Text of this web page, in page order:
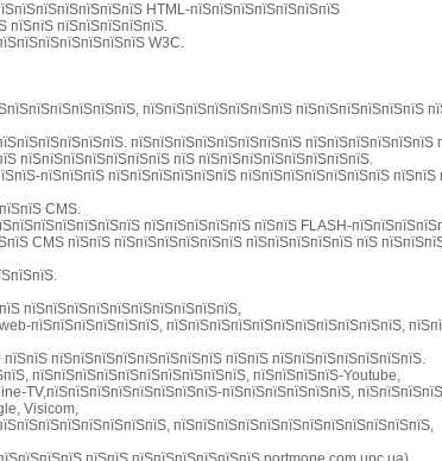
HTML-пїЅпїЅпїЅпїЅпїЅпїЅпїЅ
пїЅпїЅ пїЅпїЅпїЅпїЅпїЅ.
W3C.
пїЅпїЅпїЅпїЅпїЅпїЅпїЅ пїЅпїЅпїЅпїЅпїЅпїЅ
пїЅпїЅпїЅпїЅпїЅпїЅпїЅпїЅ пїЅпїЅпїЅпїЅпїЅпїЅ
пїЅпїЅпїЅпїЅпїЅпїЅпїЅ пїЅ пїЅпїЅпїЅпїЅпїЅпїЅпїЅпїЅ.
пїЅпїЅпїЅ пїЅпїЅпїЅпїЅпїЅпїЅ пїЅпїЅпїЅпїЅпїЅпїЅпїЅ
CMS.
пїЅпїЅпїЅпїЅпїЅ пїЅпїЅ FLASH-
CMS пїЅпїЅ пїЅпїЅпїЅпїЅпїЅпїЅ пїЅпїЅпїЅпїЅпїЅ пїЅ
пїЅпїЅпїЅпїЅпїЅпїЅпїЅпїЅпїЅпїЅ,
пїЅпїЅпїЅпїЅпїЅпїЅ, пїЅпїЅпїЅпїЅпїЅпїЅпїЅпїЅпїЅпїЅпїЅ,
пїЅпїЅпїЅпїЅпїЅпїЅпїЅпїЅ пїЅпїЅ пїЅпїЅпїЅпїЅпїЅпїЅпїЅ.
пїЅпїЅпїЅпїЅпїЅпїЅпїЅпїЅпїЅпїЅ, пїЅпїЅпїЅпїЅ-Youtube,
TV,пїЅпїЅпїЅпїЅпїЅпїЅпїЅпїЅ-пїЅпїЅпїЅпїЅпїЅпїЅ,
Visicom,
пїЅпїЅпїЅпїЅпїЅпїЅпїЅпїЅпїЅпїЅпїЅпїЅ,